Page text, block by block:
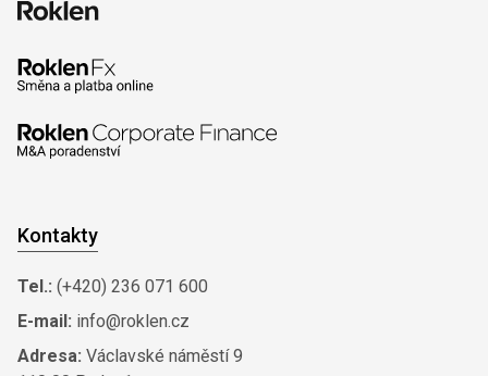
Kontakty
Tel.: (+420) 236 071 600
E-mail: info@roklen.cz
Adresa: Václavské náměstí 9